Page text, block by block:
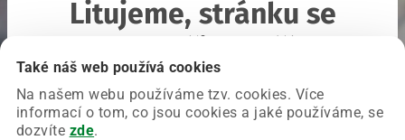
Také náš web používá cookies
Na našem webu používáme tzv. cookies. Více
informací o tom, co jsou cookies a jaké používáme, se
dozvíte zde.
Litujeme, stránku se
Chyba nastala na naší straně a už ji opravujeme.
Zkuste prosím znovu načíst požadovanou stránku.